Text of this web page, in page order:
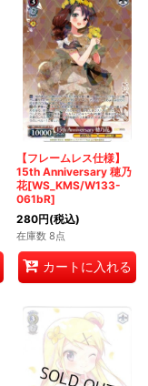
【フレームレス仕様】
15th Anniversary 穂乃
花[WS_KMS/W133-
061bR]
280円(税込)
在庫数 8点
カートに入れる